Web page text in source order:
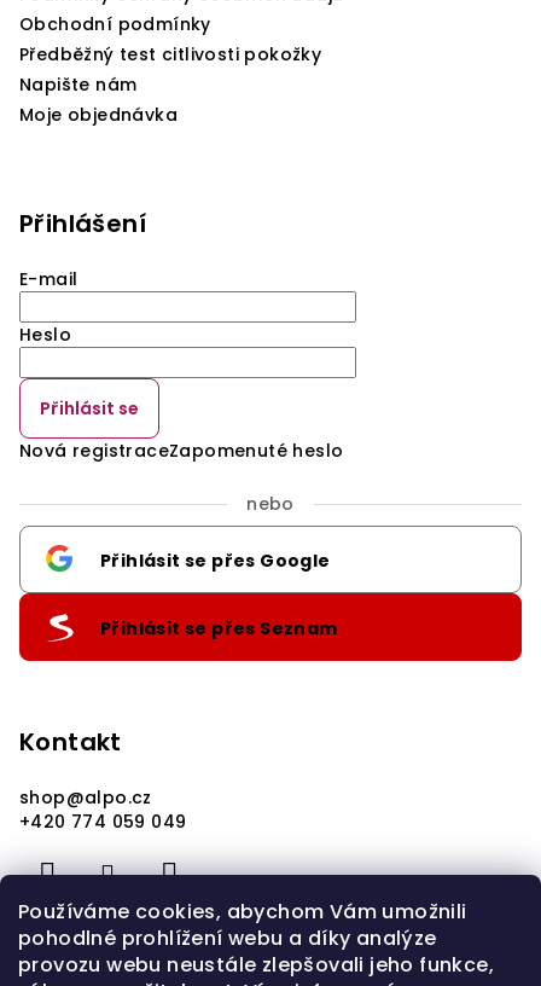
Používáme cookies, abychom Vám umožnili
pohodlné prohlížení webu a díky analýze
provozu webu neustále zlepšovali jeho funkce,
Obchodní podmínky
Předběžný test citlivosti pokožky
Napište nám
Moje objednávka
Přihlášení
E-mail
Heslo
Přihlásit se
Nová registraceZapomenuté heslo
nebo
Přihlásit se přes Google
Přihlásit se přes Seznam
Kontakt
shop@alpo.cz
+420 774 059 049